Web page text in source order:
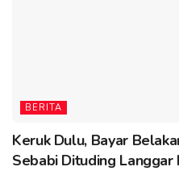
BERITA
Keruk Dulu, Bayar
Sebabi Dituding